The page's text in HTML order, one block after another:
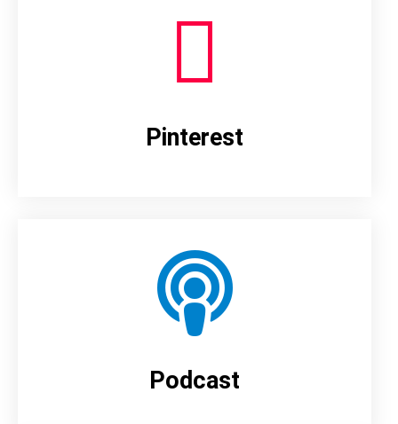
Pinterest
Podcast